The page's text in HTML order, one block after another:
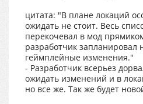
цитата: "В плане локаций
ожидать не стоит. Весь
перекочевал в мод
разработчик запланировал
геймплейные изменения."
- Разработчик всерьез
ожидать изменений и в
но все же. Так же будет